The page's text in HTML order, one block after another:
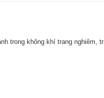
trong không khí trang nghiêm,